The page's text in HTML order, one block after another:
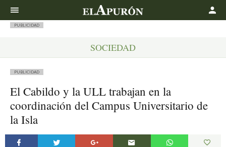
PUBLICIDAD
SOCIEDAD
PUBLICIDAD
El Cabildo y la ULL trabajan en la
coordinación del Campus Universitario de
la Isla